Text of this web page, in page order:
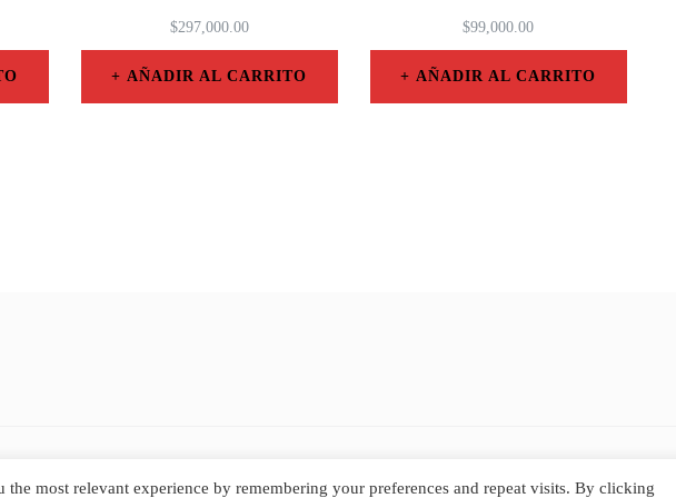
$297,000.00
AÑADIR AL CARRITO
$99,000.00
AÑADIR AL CARRITO
most relevant experience by remembering your preferences and repeat visits. By clicking